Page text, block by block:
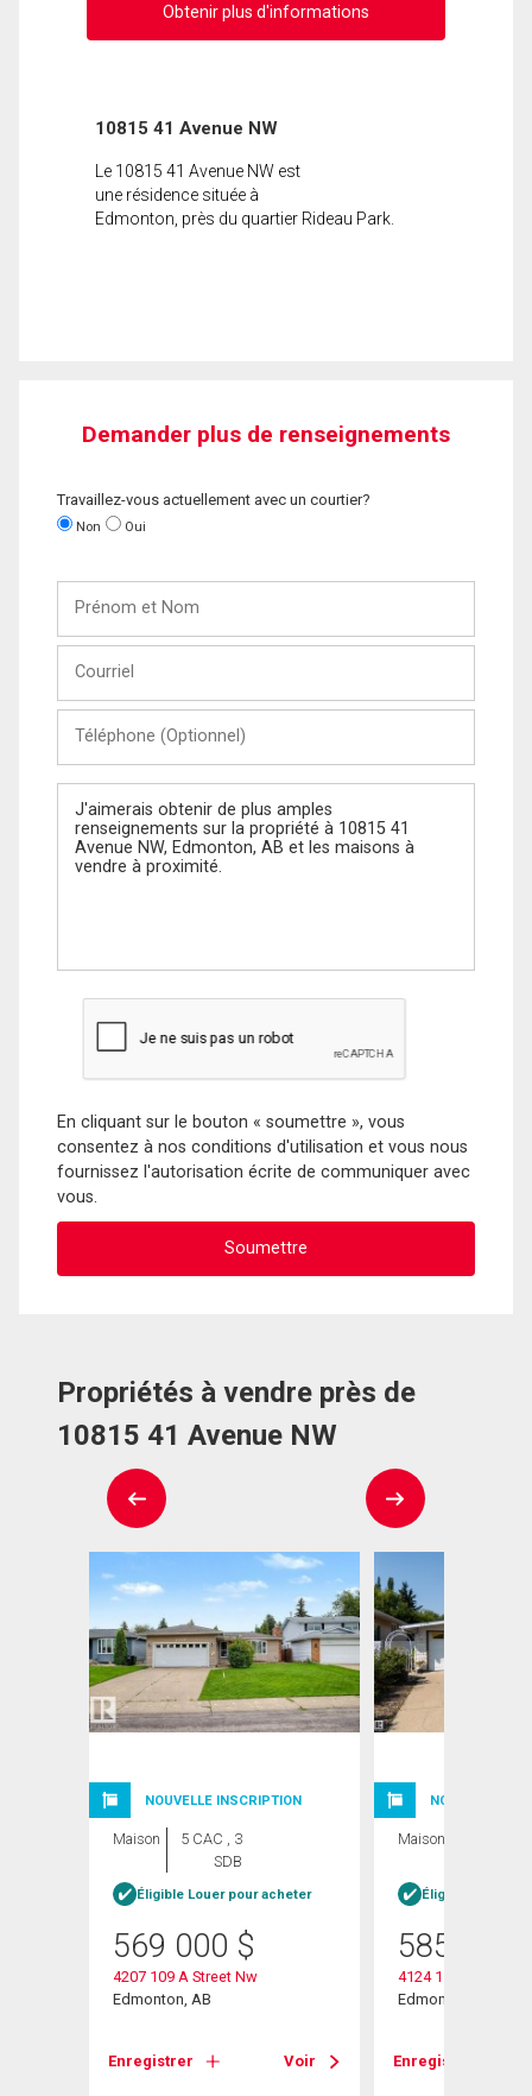
Obtenir plus d'informations
10815 41 Avenue NW
Le 10815 41 Avenue NW est
une résidence située à
Edmonton, près du quartier Rideau Park.
Demander plus de renseignements
Travaillez-vous actuellement avec un courtier?
Non Oui
Nom
(Optionnel)
Message
En cliquant sur le bouton « soumettre », vous
consentez à nos conditions d'utilisation et vous nous
fournissez l'autorisation écrite de communiquer avec
vous.
Propriétés à vendre près de
10815 41 Avenue NW
NOUVELLE INSCRIPTION
Maison
5 CAC , 3
SDB
Éligible Louer pour acheter
569 000 $
4207 109 A Street Nw
Edmonton, AB
Enregistrer Voir
NOUVELLE
Maison
Éligible Louer
585 000
4124 110 Street Nw
Edmonton, AB
Enregistrer